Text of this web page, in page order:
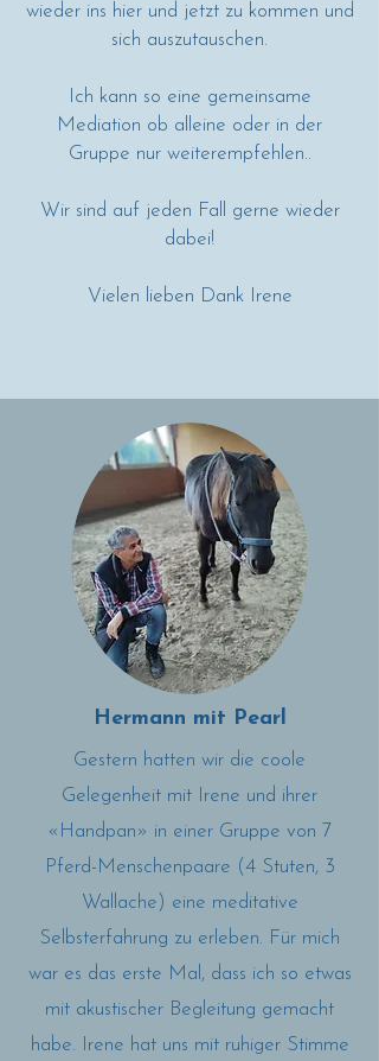
wieder ins hier und jetzt zu kommen und
sich auszutauschen.
Ich kann so eine gemeinsame
Mediation ob alleine oder in der
Gruppe nur weiterempfehlen..
Wir sind auf jeden Fall gerne wieder
dabei!
Vielen lieben Dank Irene
Hermann mit Pearl
Gestern hatten wir die coole
Gelegenheit mit Irene und ihrer
«Handpan» in einer Gruppe von 7
Pferd-Menschenpaare (4 Stuten, 3
Wallache) eine meditative
Selbsterfahrung zu erleben. Für mich
war es das erste Mal, dass ich so etwas
mit akustischer Begleitung gemacht
habe. Irene hat uns mit ruhiger Stimme